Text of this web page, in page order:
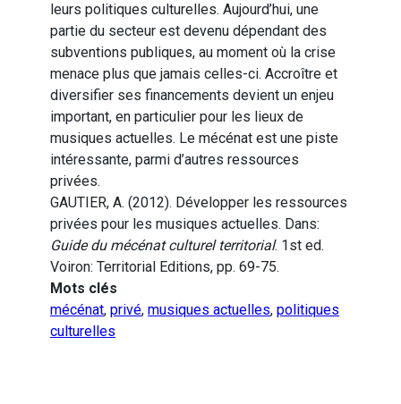
leurs politiques culturelles. Aujourd’hui, une
partie du secteur est devenu dépendant des
subventions publiques, au moment où la crise
menace plus que jamais celles-ci. Accroître et
diversifier ses financements devient un enjeu
important, en particulier pour les lieux de
musiques actuelles. Le mécénat est une piste
intéressante, parmi d’autres ressources
privées.
GAUTIER, A. (2012). Développer les ressources
privées pour les musiques actuelles. Dans:
Guide du mécénat culturel territorial. 1st ed.
Voiron: Territorial Editions, pp. 69-75.
Mots clés
mécénat, privé, musiques actuelles, politiques
culturelles